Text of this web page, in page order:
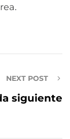
NEXT POST
siguiente